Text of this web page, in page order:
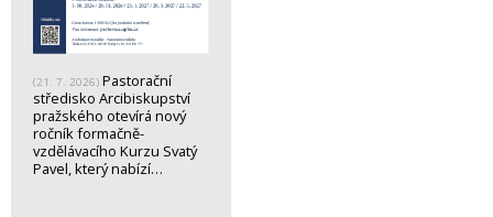
(21. 7. 2026) Pastorační
středisko Arcibiskupství
pražského otevírá nový
ročník formačně-
vzdělávacího Kurzu Svatý
Pavel, který nabízí…